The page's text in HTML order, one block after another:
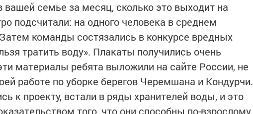
вашей семье за месяц, сколько это выходит на
подсчитали: на одного человека в среднем
команды состязались в конкурсе вредных
тратить воду». Плакаты получились очень
материалы ребята выложили на сайте России, не
работе по уборке берегов Черемшана и Кондурчи.
к проекту, встали в ряды хранителей воды, и это
того, что они способны по-взрослому